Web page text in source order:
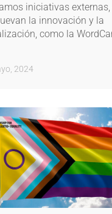
iniciativas externas,
la innovación y la
como la
2024